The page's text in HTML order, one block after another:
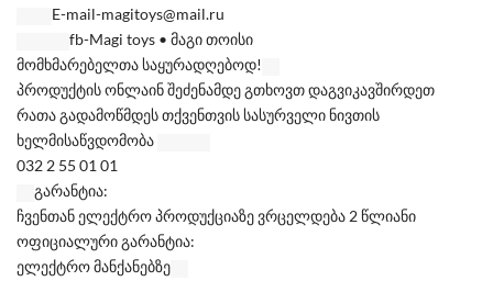
E-mail-magitoys@mail.ru
fb-Magi toys • მაგი თოისი
მომხმარებელთა საყურადღებოდ!
პროდუქტის ონლაინ შეძენამდე გთხოვთ დაგვიკავშირდეთ
რათა გადამოწმდეს თქვენთვის სასურველი ნივთის
ხელმისაწვდომობა
032 2 55 01 01
გარანტია:
ჩვენთან ელექტრო პროდუქციაზე ვრცელდება 2 წლიანი
ოფიციალური გარანტია:
ელექტრო მანქანებზე